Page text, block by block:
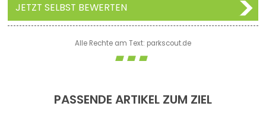
JETZT SELBST BEWERTEN
Alle Rechte am Text: parkscout.de
PASSENDE ARTIKEL ZUM ZIEL